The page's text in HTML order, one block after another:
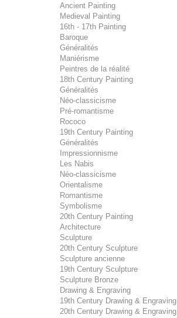
Ancient Painting
Medieval Painting
16th - 17th Painting
Baroque
Généralités
Maniérisme
Peintres de la réalité
18th Century Painting
Généralités
Néo-classicisme
Pré-romantisme
Rococo
19th Century Painting
Généralités
Impressionnisme
Les Nabis
Néo-classicisme
Orientalisme
Romantisme
Symbolisme
20th Century Painting
Architecture
Sculpture
20th Century Sculpture
Sculpture ancienne
19th Century Sculpture
Sculpture Bronze
Drawing & Engraving
19th Century Drawing & Engraving
20th Century Drawing & Engraving